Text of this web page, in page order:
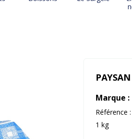
Marque :
Référence :
1 kg